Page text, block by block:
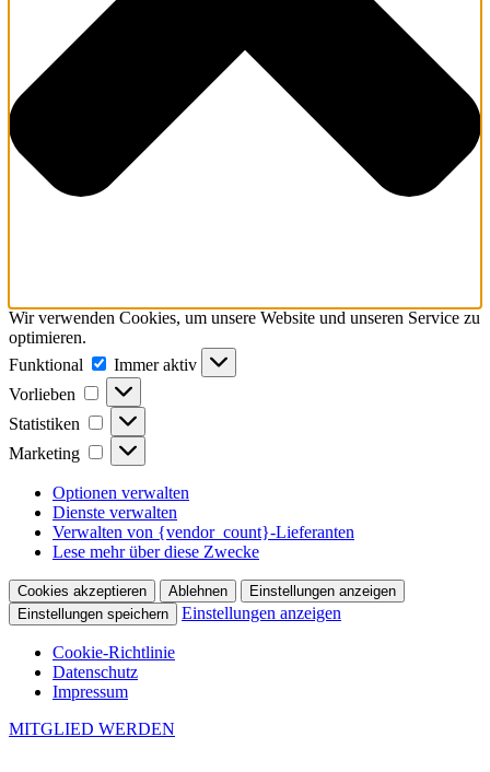
Wir verwenden Cookies, um unsere Website und unseren Service zu
optimieren.
Funktional
Funktional
Immer aktiv
Vorlieben
Vorlieben
Statistiken Statistiken
Marketing Marketing
Optionen verwalten
Dienste verwalten
Verwalten von {vendor_count}-Lieferanten
Lese mehr über diese Zwecke
Cookies akzeptieren Ablehnen
Einstellungen anzeigen
Einstellungen speichern
Einstellungen anzeigen
Cookie-Richtlinie
Datenschutz
Impressum
MITGLIED WERDEN